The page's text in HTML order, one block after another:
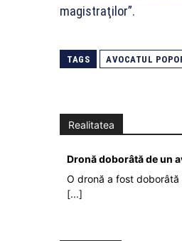
magistraţilor”.
TAGS AVOCATUL
Realitatea
Dronă doborâtă de un
O dronă a fost doborâtă
[...]